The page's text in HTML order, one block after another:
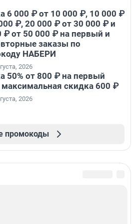
6 000 ₽ от 10 000 ₽, 10 000 ₽
₽, 20 000 ₽ от 30 000 ₽ и
₽ от 50 000 ₽ на первый и
заказы по
НАБЕРИ
2026
50% от 800 ₽ на первый
максимальная скидка 600 ₽
2026
промокоды